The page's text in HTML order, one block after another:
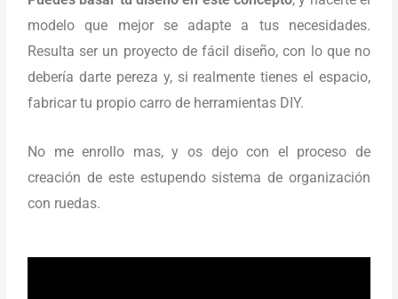
modelo que mejor se adapte a tus necesidades.
Resulta ser un proyecto de fácil diseño, con lo que no
debería darte pereza y, si realmente tienes el espacio,
fabricar tu propio carro de herramientas DIY.
No me enrollo mas, y os dejo con el proceso de
creación de este estupendo sistema de organización
con ruedas.